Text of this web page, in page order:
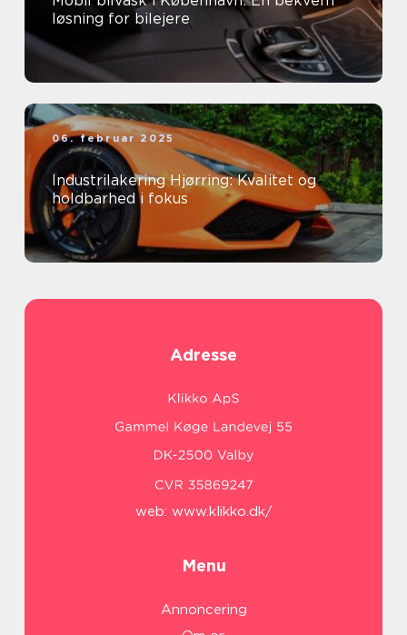
løsning for bilejere
06. februar 2025
Industrilakering Hjørring: Kvalitet og
holdbarhed i fokus
Adresse
web: www.klikko.dk/
Menu
Annoncering